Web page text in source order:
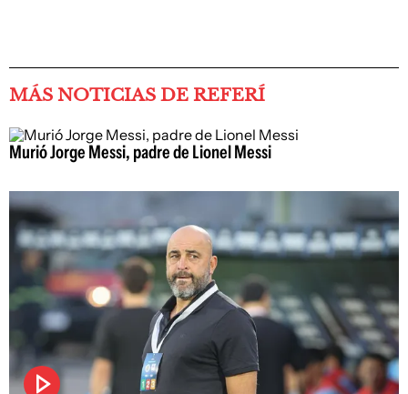
MÁS NOTICIAS DE REFERÍ
Murió Jorge Messi, padre de Lionel Messi